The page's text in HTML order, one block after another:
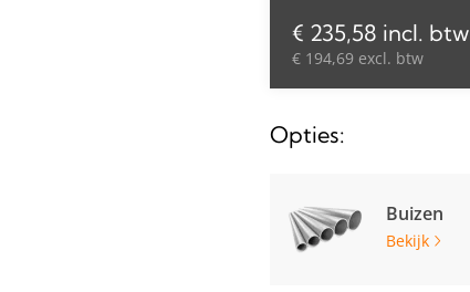
€ 235,58 incl. btw
€ 194,69 excl. btw
Opties:
Buizen
Bekijk